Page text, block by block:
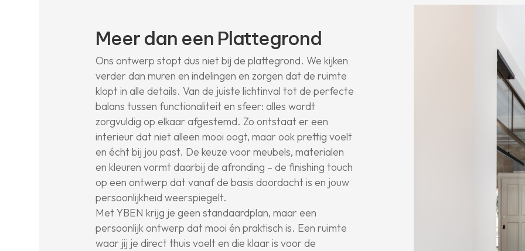
Meer dan een Plattegrond
Ons ontwerp stopt dus niet bij de plattegrond. We kijken
verder dan muren en indelingen en zorgen dat de ruimte
klopt in alle details. Van de juiste lichtinval tot de perfecte
balans tussen functionaliteit en sfeer: alles wordt
zorgvuldig op elkaar afgestemd. Zo ontstaat er een
interieur dat niet alleen mooi oogt, maar ook prettig voelt
en écht bij jou past. De keuze voor meubels, materialen
en kleuren vormt daarbij de afronding – de finishing touch
op een ontwerp dat vanaf de basis doordacht is en jouw
persoonlijkheid weerspiegelt.
Met YBEN krijg je geen standaardplan, maar een
persoonlijk ontwerp dat mooi én praktisch is. Een ruimte
waar jij je direct thuis voelt en die klaar is voor de